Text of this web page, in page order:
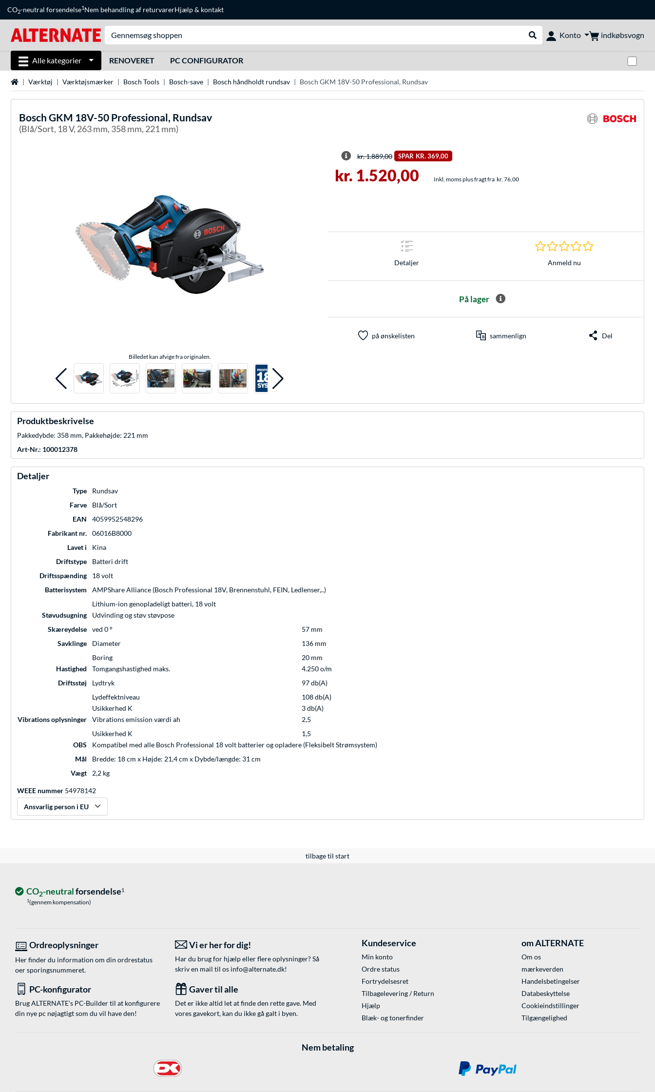
CO2-neutral forsendelse1Nem behandling af returvarerHjælp& kontakt
Udfør søgning
Konto indkøbsvogn
Alle kategorier RENOVERET PC CONFIGURATOR
StartsideVærktøj Værktøjsmærker Bosch Tools Bosch-save Bosch håndholdt rundsav Bosch GKM 18V-50 Professional, Rundsav
Bosch GKM 18V-50 Professional, Rundsav
(Blå/Sort, 18 V, 263 mm, 358 mm, 221 mm)
Billedet kan afvige fra originalen.
kr. 1.889,00 SPAR KR. 369,00
kr. 1.520,00 Inkl. moms plus fragt fra kr. 76,00
Detaljer
0.0 Stjerner hos 0
Anmeld nu
På lager
på ønskelisten sammenlign Del
Produktbeskrivelse
Pakkedybde: 358 mm, Pakkehøjde: 221 mm
Art-Nr.: 100012378
Detaljer
Type
Rundsav
Farve
Blå/Sort
EAN
4059952548296
Fabrikant nr.
06016B8000
Lavet i
Kina
Driftstype
Batteri drift
Driftsspænding
18 volt
Batterisystem
AMPShare Alliance (Bosch Professional 18V, Brennenstuhl, FEIN, Ledlenser,..)
Lithium-ion genopladeligt batteri, 18 volt
Støvudsugning
Udvinding og støv støvpose
Skæreydelse
ved 0 °
57 mm
Savklinge
Diameter
136 mm
Boring
20 mm
Hastighed
Tomgangshastighed maks.
4.250 o/m
Driftsstøj
Lydtryk
97 db(A)
Lydeffektniveau
108 db(A)
Usikkerhed K
3 db(A)
Vibrations oplysninger
Vibrations emission værdi ah
2,5
Usikkerhed K
1,5
OBS
Kompatibel med alle Bosch Professional 18 volt batterier og opladere (Fleksibelt Strømsystem)
Mål
Bredde: 18 cm x Højde: 21,4 cm x Dybde/længde: 31 cm
Vægt
2,2 kg
WEEE nummer 54978142
Ansvarlig person i EU
tilbage til start
CO2-neutralforsendelse1
1(gennem kompensation)
Ordreoplysninger
Her finder du information om din ordrestatus
oer sporingsnummeret.
Vi er her for dig!
Har du brug for hjælp eller flere oplysninger? Så
skriv en mail til os info@alternate.dk!
PC-konfigurator
Brug ALTERNATE's PC-Builder til at konfigurere
din nye pc nøjagtigt som du vil have den!
Gaver til alle
Det er ikke altid let at finde den rette gave. Med
vores gavekort, kan du ikke gå galt i byen.
Kundeservice
Min konto
Ordre status
Fortrydelsesret
Tilbagelevering / Return
Hjælp
Blæk- og tonerfinder
om ALTERNATE
Om os
mærkeverden
Handelsbetingelser
Databeskyttelse
Cookieindstillinger
Tilgængelighed
Nem betaling